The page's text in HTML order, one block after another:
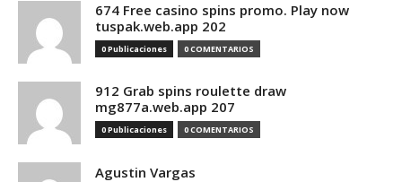
674 Free casino spins promo. Play now
tuspak.web.app 202
0 Publicaciones 0 COMENTARIOS
912 Grab spins roulette draw
mg877a.web.app 207
0 Publicaciones 0 COMENTARIOS
Agustin Vargas